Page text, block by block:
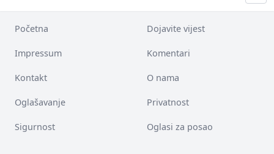
Početna Dojavite vijest
Impressum Komentari
Kontakt O nama
Oglašavanje Privatnost
Sigurnost Oglasi za posao